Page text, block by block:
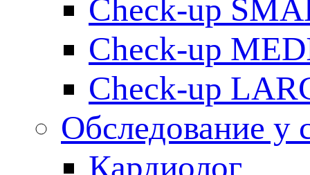
Check-up
Check-up
Check-up
Обследование у
Кардиолог